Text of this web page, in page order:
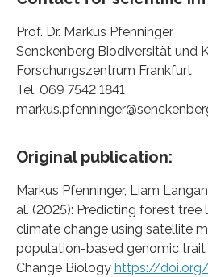
Prof. Dr. Markus Pfenninger
Senckenberg Biodiversität und
Forschungszentrum Frankfurt
Tel. 069 7542 1841
Original publication:
Markus Pfenninger, Liam
al. (2025): Predicting forest
climate change using satellite
population-based genomic trait
Change Biology https://doi.org/